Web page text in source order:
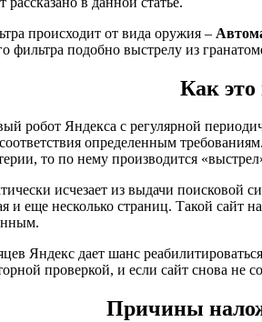
происходит от вида оружия –
фильтра подобно выстрелу из
Как это
робот Яндекса с регулярной
определенным
то по нему производится
исчезает из выдачи поисковой
и еще несколько страниц. Такой
Яндекс дает шанс
проверкой, и если сайт снова не
Причины